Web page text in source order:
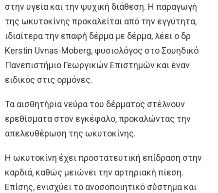
στην υγεία και την ψυχική διάθεση. Η παραγωγή
της ωκυτοκίνης προκαλείται από την εγγύτητα,
ιδιαίτερα την επαφή δέρμα με δέρμα, λέει ο δρ
Kerstin Uvnas-Moberg, φυσιολόγος στο Σουηδικό
Πανεπιστήμιο Γεωργικών Επιστημών και έναν
ειδικός στις ορμόνες.
Τα αισθητήρια νεύρα του δέρματος στέλνουν
ερεθίσματα στον εγκέφαλο, προκαλώντας την
απελευθέρωση της ωκυτοκίνης.
Η ωκυτοκίνη έχει προστατευτική επίδραση στην
καρδιά, καθώς μειώνει την αρτηριακή πίεση.
Επίσης, ενισχύει το ανοσοποιητικό σύστημα και